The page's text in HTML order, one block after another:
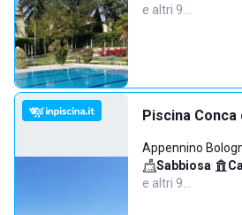
e altri 9…
Piscina Conca
Appennino
Sabbiosa·
e altri 9…